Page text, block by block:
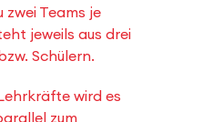
zwei Teams je
jeweils aus drei
Schülern.
wird es
zum